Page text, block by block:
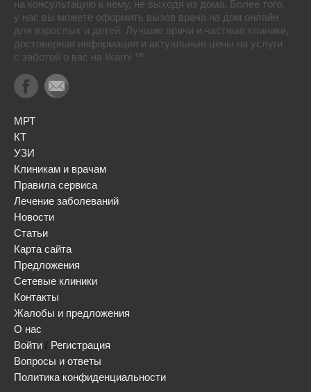
на консультацию к нему, не выходя из дома. Более того,
у нас вы можете оформить вызов врача на дом онлайн
для взрослых и детей. Лучшие врачи и частные клиники,
достоверная информация и актуальные цены на услуги
с заботой о вас на likarni ™
МРТ
КТ
УЗИ
Клиникам и врачам
Правила сервиса
Лечение заболеваний
Новости
Статьи
Карта сайта
Предложения
Сетевые клиники
Контакты
Жалобы и предложения
О нас
Войти / Регистрация
Вопросы и ответы
Политика конфиденциальности